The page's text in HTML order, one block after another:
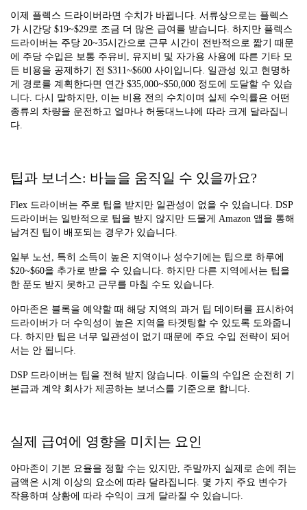
이제 플렉스 드라이버라면 수치가 바뀝니다. 서류상으로는 플렉스
가 시간당 $19~$29로 조금 더 많은 급여를 받습니다. 하지만 플렉스
드라이버는 주당 20~35시간으로 근무 시간이 전반적으로 짧기 때문
에 주당 수입은 보통 주유비, 유지비 및 자가용 사용에 따른 기타 모
든 비용을 공제하기 전 $311~$600 사이입니다. 일관성 있고 현명하
게 경로를 계획한다면 연간 $35,000~$50,000 정도에 도달할 수 있습
니다. 다시 말하지만, 이는 비용 전의 수치이며 실제 수익률은 어떤
종류의 차량을 운전하고 얼마나 허둥대느냐에 따라 크게 달라집니
다.
팁과 보너스: 바늘을 움직일 수 있을까요?
Flex 드라이버는 주로 팁을 받지만 일관성이 없을 수 있습니다. DSP
드라이버는 일반적으로 팁을 받지 않지만 드물게 Amazon 앱을 통해
남겨진 팁이 배포되는 경우가 있습니다.
일부 노선, 특히 소득이 높은 지역이나 성수기에는 팁으로 하루에
$20~$60을 추가로 받을 수 있습니다. 하지만 다른 지역에서는 팁을
한 푼도 받지 못하고 근무를 마칠 수도 있습니다.
아마존은 블록을 예약할 때 해당 지역의 과거 팁 데이터를 표시하여
드라이버가 더 수익성이 높은 지역을 타겟팅할 수 있도록 도와줍니
다. 하지만 팁은 너무 일관성이 없기 때문에 주요 수입 전략이 되어
서는 안 됩니다.
DSP 드라이버는 팁을 전혀 받지 않습니다. 이들의 수입은 순전히 기
본급과 계약 회사가 제공하는 보너스를 기준으로 합니다.
실제 급여에 영향을 미치는 요인
아마존이 기본 요율을 정할 수는 있지만, 주말까지 실제로 손에 쥐는
금액은 시계 이상의 요소에 따라 달라집니다. 몇 가지 주요 변수가
작용하며 상황에 따라 수익이 크게 달라질 수 있습니다.